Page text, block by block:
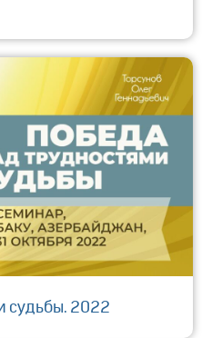
судьбы. 2022